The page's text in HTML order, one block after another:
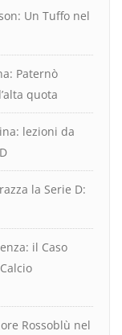
Un Tuffo nel
Paternò
quota
lezioni da
la Serie D:
il Caso
Rossoblù nel